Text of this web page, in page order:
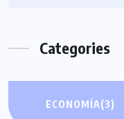
Categories
ECONOMÍA(3)